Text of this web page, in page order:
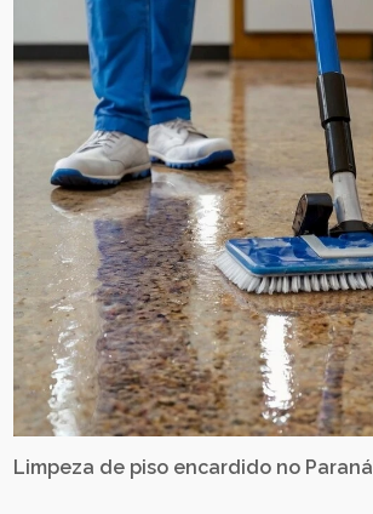
Limpeza de piso encardido no Paraná